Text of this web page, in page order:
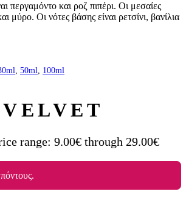
περγαμόντο και ροζ πιπέρι. Οι μεσαίες
μύρο. Οι νότες βάσης είναι ρετσίνι, βανίλια
, 50ml, 100ml
range: 9.00€ through 29.00€